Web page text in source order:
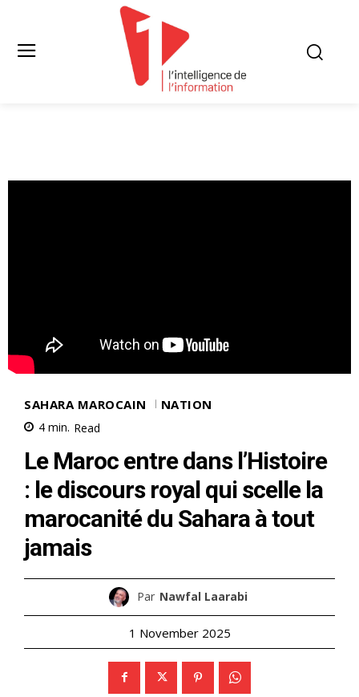
SAHARA MAROCAIN NATION
4 min. Read
Le Maroc entre dans l’Histoire
: le discours royal qui scelle la
marocanité du Sahara à tout
jamais
Par Nawfal Laarabi
1 November 2025